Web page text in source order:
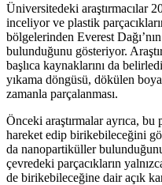
Üniversitedeki araştırmacılar
inceliyor ve plastik
bölgelerinden Everest
bulunduğunu gösteriyor.
başlıca kaynaklarını da
yıkama döngüsü, dökülen
zamanla parçalanması.
Önceki araştırmalar ayrıca, bu
hareket edip birikebileceğini
da nanopartiküller
çevredeki parçacıkların
de birikebileceğine dair açık